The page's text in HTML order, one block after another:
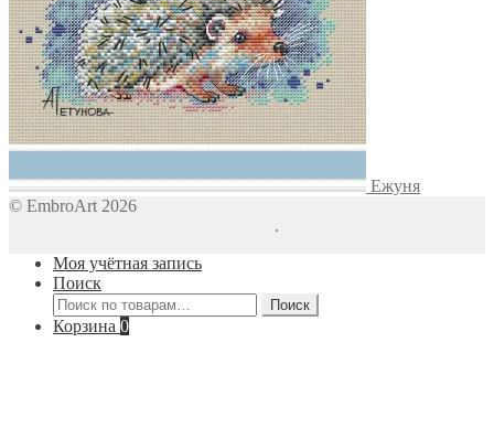
Ежуня
© EmbroArt 2026
.
Моя учётная запись
Поиск
Искать:
Поиск
Корзина 0